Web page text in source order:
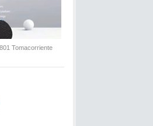
Tomacorriente